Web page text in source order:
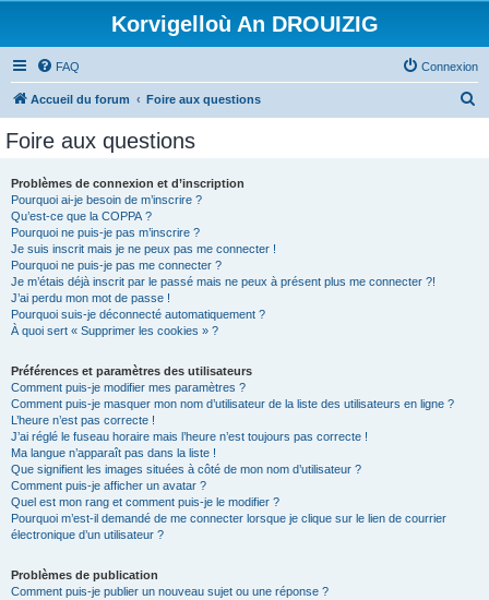
Korvigelloù An DROUIZIG
FAQ Connexion
Accueil du forum Foire aux questions
Foire aux questions
Problèmes de connexion et d’inscription
Pourquoi ai-je besoin de m’inscrire ?
Qu’est-ce que la COPPA ?
Pourquoi ne puis-je pas m’inscrire ?
Je suis inscrit mais je ne peux pas me connecter !
Pourquoi ne puis-je pas me connecter ?
Je m’étais déjà inscrit par le passé mais ne peux à présent plus me connecter ?!
J’ai perdu mon mot de passe !
Pourquoi suis-je déconnecté automatiquement ?
À quoi sert « Supprimer les cookies » ?
Préférences et paramètres des utilisateurs
Comment puis-je modifier mes paramètres ?
Comment puis-je masquer mon nom d’utilisateur de la liste des utilisateurs en ligne ?
L’heure n’est pas correcte !
J’ai réglé le fuseau horaire mais l’heure n’est toujours pas correcte !
Ma langue n’apparaît pas dans la liste !
Que signifient les images situées à côté de mon nom d’utilisateur ?
Comment puis-je afficher un avatar ?
Quel est mon rang et comment puis-je le modifier ?
Pourquoi m’est-il demandé de me connecter lorsque je clique sur le lien de courrier
électronique d’un utilisateur ?
Problèmes de publication
Comment puis-je publier un nouveau sujet ou une réponse ?